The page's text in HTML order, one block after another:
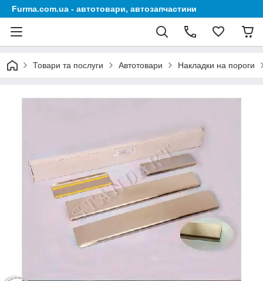
Furma.com.ua - автотовари, автозапчастини
Товари та послуги Автотовари Накладки на пороги